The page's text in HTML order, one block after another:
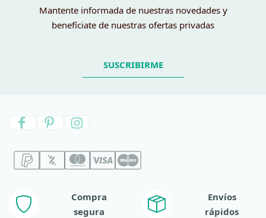
Mantente informada de nuestras novedades y
benefíciate de nuestras ofertas privadas
SUSCRIBIRME
Compra
segura
Envíos
rápidos